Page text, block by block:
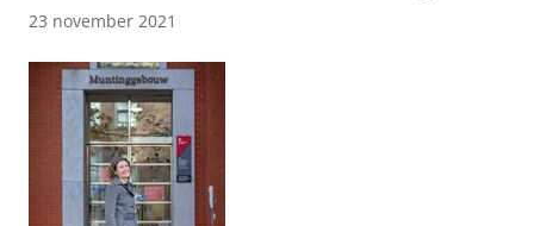
23 november 2021